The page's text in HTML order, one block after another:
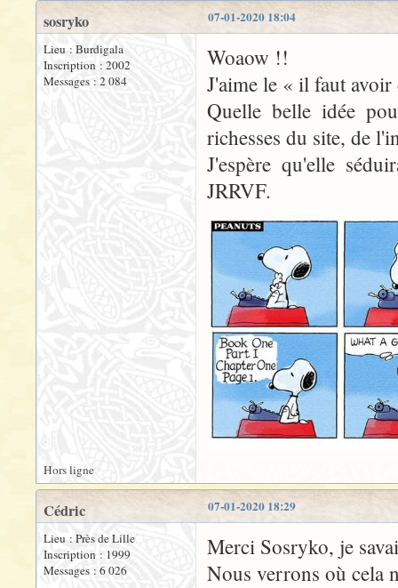
07-01-2020 18:04
sosryko
Lieu : Burdigala
Inscription : 2002
Messages : 2 084
Woaow !!
J'aime le « il faut
Quelle belle idée
richesses du site, de
J'espère qu'elle
JRRVF.
Hors ligne
07-01-2020 18:29
Cédric
Lieu : Près de Lille
Inscription : 1999
Messages : 6 026
Merci Sosryko, je
Nous verrons où cela